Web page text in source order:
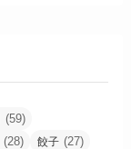
(59)
(28) 餃子 (27)